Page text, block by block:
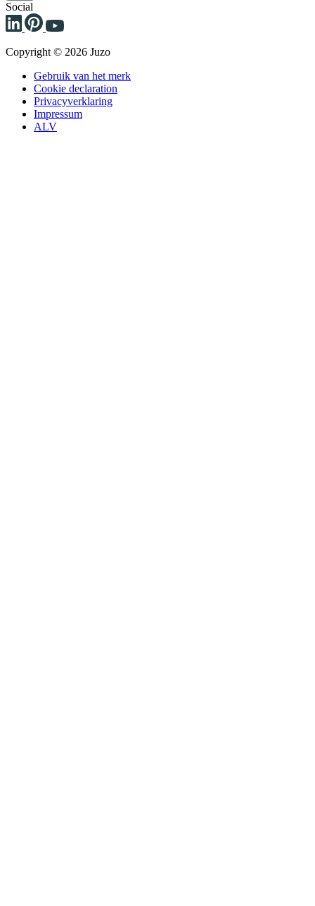
Social
Copyright © 2026 Juzo
Gebruik van het merk
Cookie declaration
Privacyverklaring
Impressum
ALV